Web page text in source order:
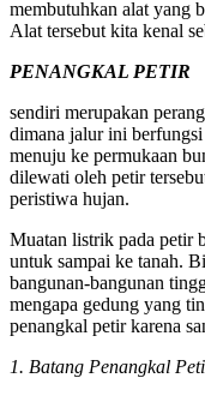
membutuhkan alat yang
Alat tersebut kita kenal
PENANGKAL PETIR
sendiri merupakan
dimana jalur ini
menuju ke permukaan
dilewati oleh petir
peristiwa hujan.
Muatan listrik pada petir
untuk sampai ke tanah.
bangunan-bangunan
mengapa gedung yang
penangkal petir karena
1. Batang Penangkal